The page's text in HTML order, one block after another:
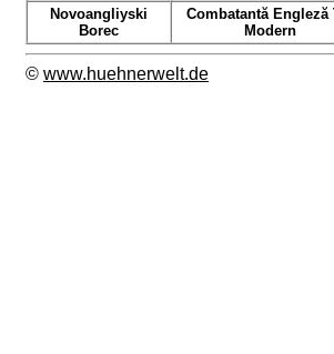
Novoangliyski
Borec
Combatantă Engleză
Modern
© www.huehnerwelt.de